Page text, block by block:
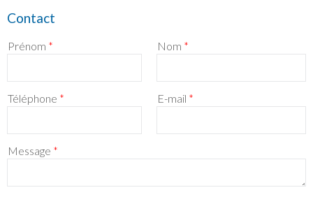
Contact
Prénom * Nom *
Téléphone * E-mail *
Message *